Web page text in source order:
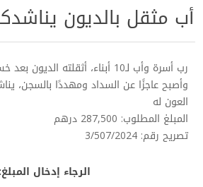
أب مثقل بالديون يناشدكم -
رب أسرة وأب لـ10 أبناء، أثقلته
وأصبح عاجزًا عن السداد ومهددًا بالسجن،
العون له
المبلغ المطلوب: 287,500 درهم
تصريح رقم: 3/507/2024
الرجاء إدخال المبلغ: